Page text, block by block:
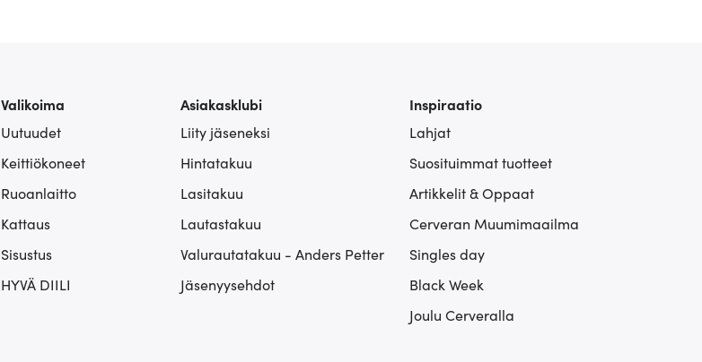
Valikoima
Uutuudet
Keittiökoneet
Ruoanlaitto
Kattaus
Sisustus
HYVÄ DIILI
Asiakasklubi
Liity jäseneksi
Hintatakuu
Lasitakuu
Lautastakuu
Valurautatakuu - Anders Petter
Jäsenyysehdot
Inspiraatio
Lahjat
Suosituimmat tuotteet
Artikkelit & Oppaat
Cerveran Muumimaailma
Singles day
Black Week
Joulu Cerveralla